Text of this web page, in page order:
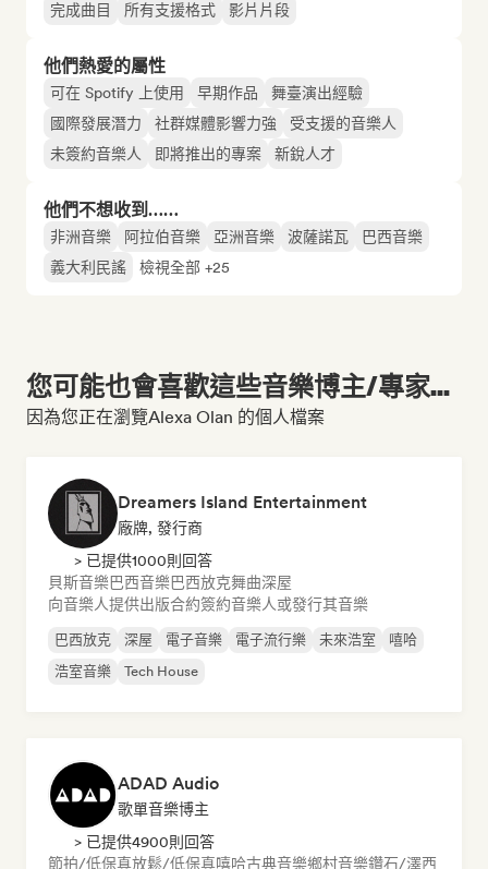
完成曲目 所有支援格式 影片片段
他們熱愛的屬性
可在 Spotify 上使用 早期作品
舞臺演出經驗
國際發展潛力
社群媒體影響力強
受支援的音樂人
未簽約音樂人
即將推出的專案 新銳人才
他們不想收到……
非洲音樂 阿拉伯音樂 亞洲音樂 波薩諾瓦
巴西音樂
義大利民謠
檢視全部 +25
您可能也會喜歡這些音樂博主/專家...
因為您正在瀏覽Alexa Olan 的個人檔案
Dreamers Island Entertainment
廠牌, 發行商
> 已提供1000則回答
貝斯音樂巴西音樂巴西放克舞曲深屋
向音樂人提供出版合約簽約音樂人或發行其音樂
巴西放克 深屋 電子音樂 電子流行樂 未來浩室
嘻哈
浩室音樂
Tech House
ADAD Audio
歌單音樂博主
> 已提供4900則回答
節拍/低保真放鬆/低保真嘻哈古典音樂鄉村音樂鑽石/澤西